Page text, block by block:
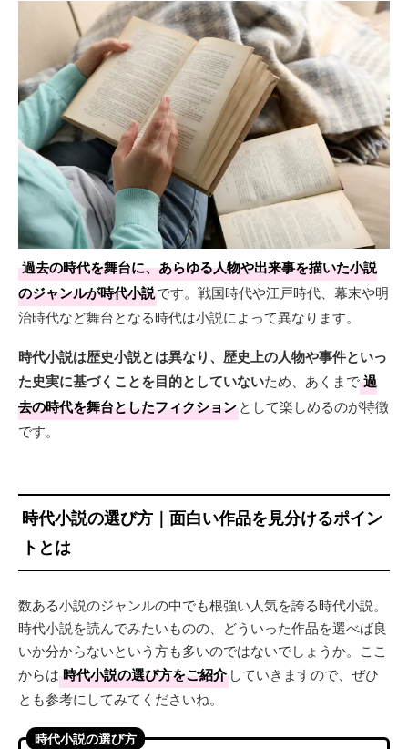
過去の時代を舞台に、あらゆる人物や出来事を描いた小説
のジャンルが時代小説です。戦国時代や江戸時代、幕末や明
治時代など舞台となる時代は小説によって異なります。
時代小説は歴史小説とは異なり、歴史上の人物や事件といっ
た史実に基づくことを目的としていないため、あくまで過
去の時代を舞台としたフィクションとして楽しめるのが特徴
です。
時代小説の選び方｜面白い作品を見分けるポイン
トとは
数ある小説のジャンルの中でも根強い人気を誇る時代小説。
時代小説を読んでみたいものの、どういった作品を選べば良
いか分からないという方も多いのではないでしょうか。ここ
からは 時代小説の選び方をご紹介 していきますので、ぜひ
とも参考にしてみてくださいね。
時代小説の選び方